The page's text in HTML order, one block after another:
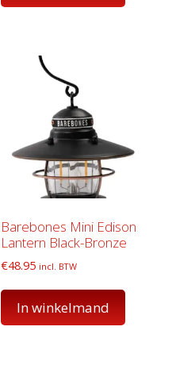
Barebones Mini Edison
Lantern Black-Bronze
€48.95 incl. BTW
In winkelmand